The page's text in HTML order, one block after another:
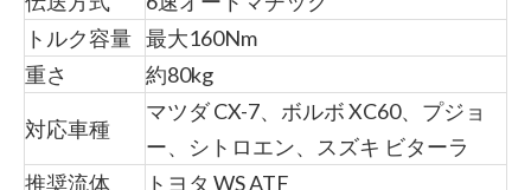
トルク容量 最大160Nm
重さ
約80kg
対応車種
マツダ CX-7、ボルボ XC60、プジョ
ー、シトロエン、スズキ ビターラ
推奨流体
トヨタ WS ATF